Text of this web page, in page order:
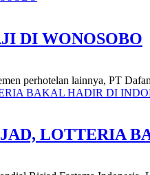
DI WONOSOBO
perhotelan lainnya, PT
LOTTERIA